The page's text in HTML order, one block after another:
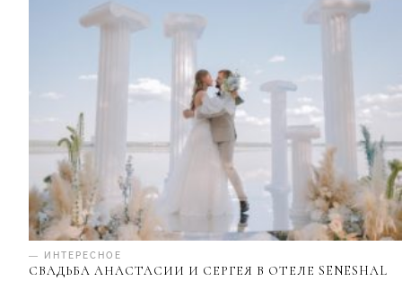
— ИНТЕРЕСНОЕ
СВАДЬБА АНАСТАСИИ И СЕРГЕЯ В ОТЕЛЕ SENESHAL